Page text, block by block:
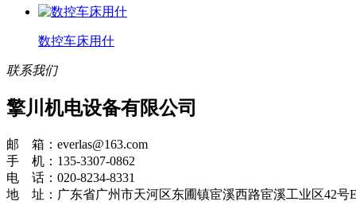
数控车床用什
联系我们
擎川机电设备有限公司
邮 箱：everlas@163.com
手 机：135-3307-0862
电 话：020-8234-8331
地 址：广东省广州市天河区东圃镇宦溪西路宦溪工业区42号